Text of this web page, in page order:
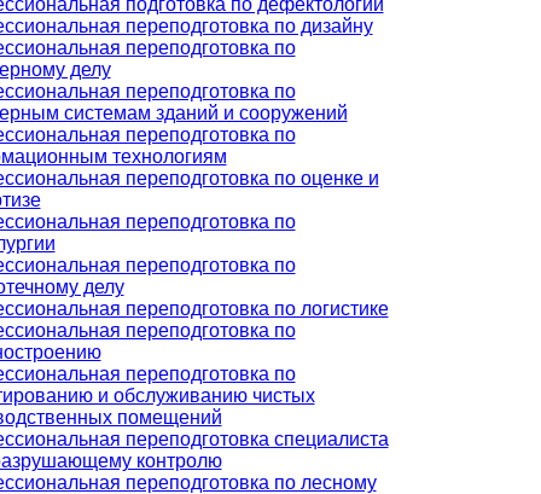
переподготовка по дизайну
переподготовка по
делу
переподготовка по
системам зданий и сооружений
переподготовка по
технологиям
переподготовка по оценке и
переподготовка по
переподготовка по
делу
переподготовка по логистике
переподготовка по
переподготовка по
и обслуживанию чистых
помещений
переподготовка специалиста
контролю
переподготовка по лесному